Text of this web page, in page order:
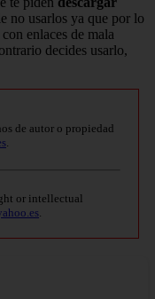
no usarlos ya que por lo
enlaces de mala
decides usarlo,
de autor o propiedad
or intellectual